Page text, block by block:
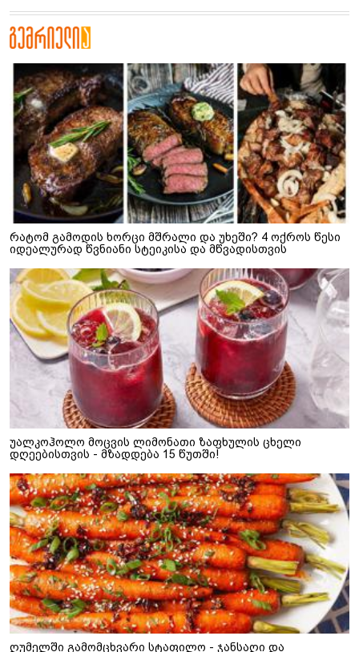
რატომ გამოდის ხორცი მშრალი და უხეში? 4 ოქროს წესი
იდეალურად წვნიანი სტეიკისა და მწვადისთვის
უალკოჰოლო მოცვის ლიმონათი ზაფხულის ცხელი
დღეებისთვის - მზადდება 15 წუთში!
ღუმელში გამომცხვარი სტაფილო - ჯანსაღი და